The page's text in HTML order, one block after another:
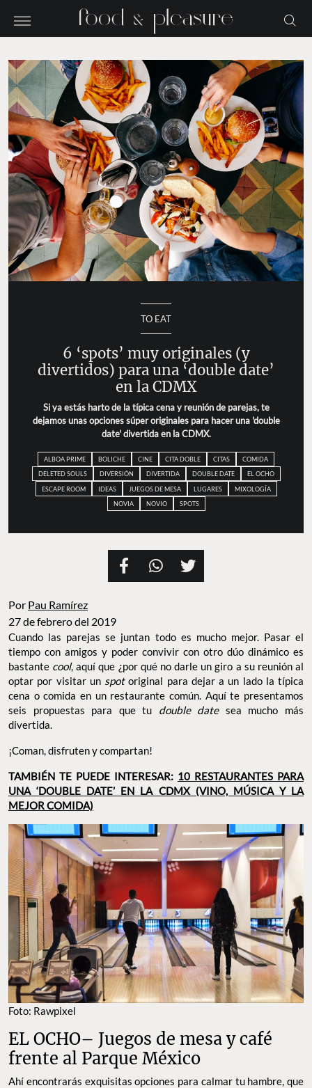
TO EAT
6 ‘spots’ muy originales (y
divertidos) para una ‘double date’
en la CDMX
Si ya estás harto de la típica cena y reunión de parejas, te
dejamos unas opciones súper originales para hacer una 'double
date' divertida en la CDMX.
ALBOA PRIME BOLICHE CINE CITA DOBLE CITAS
COMIDA
DELETED SOULS
DIVERSIÓN DIVERTIDA DOUBLE DATE
EL OCHO
ESCAPE ROOM
IDEAS JUEGOS DE MESA LUGARES
MIXOLOGÍA
NOVIA
NOVIO SPOTS
Por Pau Ramírez
27 de febrero del 2019
Cuando las parejas se juntan todo es mucho mejor. Pasar el
tiempo con amigos y poder convivir con otro dúo dinámico es
bastante cool, aquí que ¿por qué no darle un giro a su reunión al
optar por visitar un spotoriginal para dejar a un lado la típica
cena o comida en un restaurante común. Aquí te presentamos
seis propuestas para que tu double datesea mucho más
divertida.
¡Coman, disfruten y compartan!
TAMBIÉN TE PUEDE INTERESAR: 10 RESTAURANTES PARA
UNA ‘DOUBLE DATE’ EN LA CDMX (VINO, MÚSICA Y LA
MEJOR COMIDA)
Foto: Rawpixel
EL OCHO– Juegos de mesa y café
frente al Parque México
Ahí encontrarás exquisitas opciones para calmar tu hambre, que